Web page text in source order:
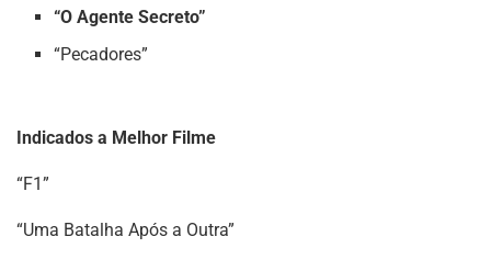
“O Agente Secreto”
“Pecadores”
Indicados a Melhor Filme
“F1”
“Uma Batalha Após a Outra”